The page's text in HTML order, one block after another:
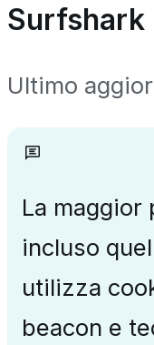
Surfshark
Ultimo
La
incluso
utilizza
beacon e